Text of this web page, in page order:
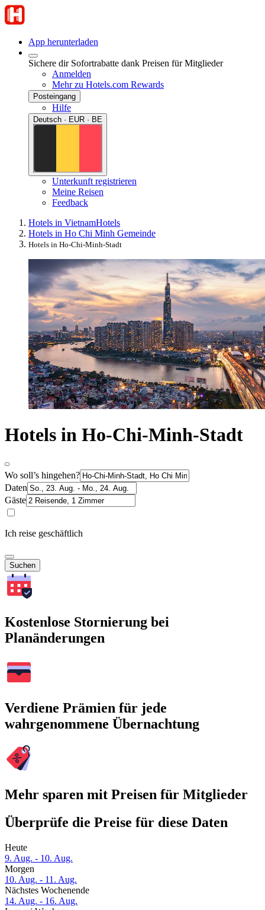
App herunterladen
Sichere dir Sofortrabatte dank Preisen für Mitglieder
Anmelden
Mehr zu Hotels.com Rewards
Posteingang
Hilfe
Deutsch · EUR · BE
Unterkunft registrieren
Meine Reisen
Feedback
Hotels in VietnamHotels
Hotels in Ho Chi Minh Gemeinde
Hotels in Ho-Chi-Minh-Stadt
Hotels in Ho-Chi-Minh-Stadt
Wo soll’s hingehen?
Daten
Gäste
Ich reise geschäftlich
Suchen
Kostenlose Stornierung bei
Planänderungen
Verdiene Prämien für jede
wahrgenommene Übernachtung
Mehr sparen mit Preisen für Mitglieder
Überprüfe die Preise für diese Daten
Heute
9. Aug. - 10. Aug.
Morgen
10. Aug. - 11. Aug.
Nächstes Wochenende
14. Aug. - 16. Aug.